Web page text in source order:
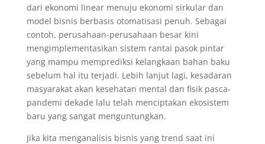
dari ekonomi linear menuju ekonomi sirkular dan
model bisnis berbasis otomatisasi penuh. Sebagai
contoh, perusahaan-perusahaan besar kini
mengimplementasikan sistem rantai pasok pintar
yang mampu memprediksi kelangkaan bahan baku
sebelum hal itu terjadi. Lebih lanjut lagi, kesadaran
masyarakat akan kesehatan mental dan fisik pasca-
pandemi dekade lalu telah menciptakan ekosistem
baru yang sangat menguntungkan.
Jika kita menganalisis bisnis yang trend saat ini